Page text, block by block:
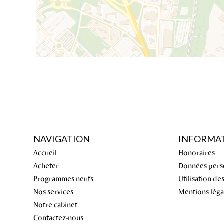
NAVIGATION
Accueil
Acheter
Programmes neufs
Nos services
Notre cabinet
Contactez-nous
Honoraires
Données
Utilisation
Mentions